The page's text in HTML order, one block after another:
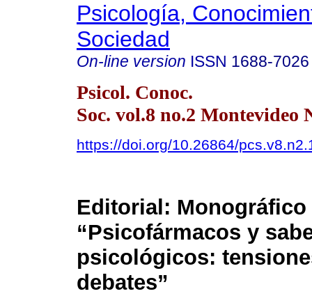
Psicología,
Sociedad
On-line version ISSN 1688-7026
Psicol. Conoc.
Soc. vol.8 no.2 Montevideo
https://doi.org/10.26864/
Editorial: Monográfico
“Psicofármacos y
psicológicos:
debates”